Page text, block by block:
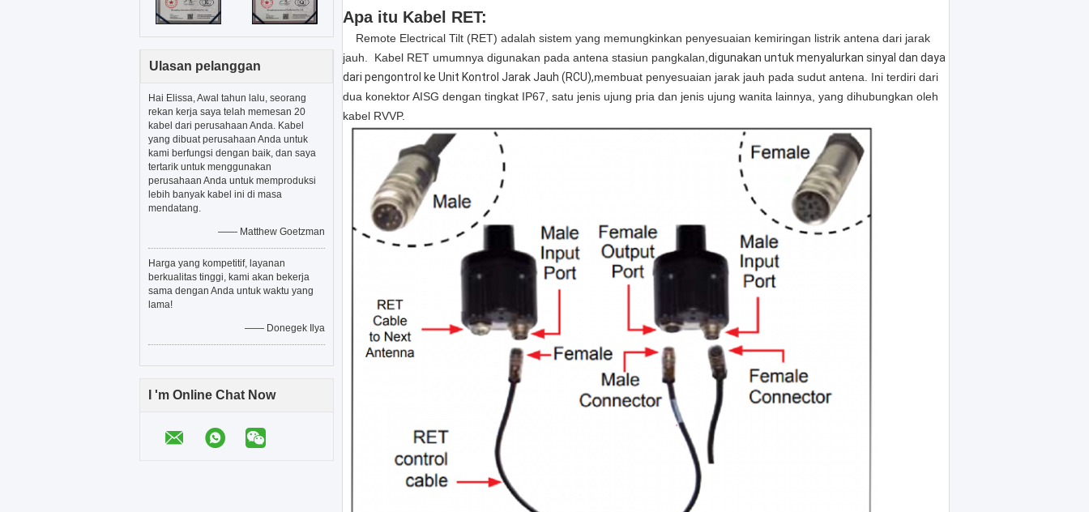
Ulasan pelanggan
Hai Elissa, Awal tahun lalu, seorang
rekan kerja saya telah memesan 20
kabel dari perusahaan Anda. Kabel
yang dibuat perusahaan Anda untuk
kami berfungsi dengan baik, dan saya
tertarik untuk menggunakan
perusahaan Anda untuk memproduksi
lebih banyak kabel ini di masa
mendatang.
—— Matthew Goetzman
Harga yang kompetitif, layanan
berkualitas tinggi, kami akan bekerja
sama dengan Anda untuk waktu yang
lama!
—— Donegek Ilya
I 'm Online Chat Now
Apa itu Kabel RET:
Remote Electrical Tilt (RET) adalah sistem yang memungkinkan penyesuaian kemiringan listrik antena dari jarak
jauh. Kabel RET umumnya digunakan pada antena stasiun pangkalan, digunakan untuk menyalurkan sinyal dan daya
dari pengontrol ke Unit Kontrol Jarak Jauh (RCU),membuat penyesuaian jarak jauh pada sudut antena. Ini terdiri dari
dua konektor AISG dengan tingkat IP67, satu jenis ujung pria dan jenis ujung wanita lainnya, yang dihubungkan oleh
kabel RVVP.